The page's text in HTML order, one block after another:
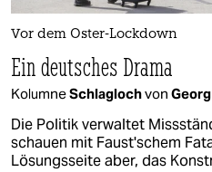
Vor dem Oster-Lockdown
Ein deutsches Drama
KolumneSchlaglochvon
Die Politik verwaltet
schauen mit Faust'schem
Lösungsseite aber, das